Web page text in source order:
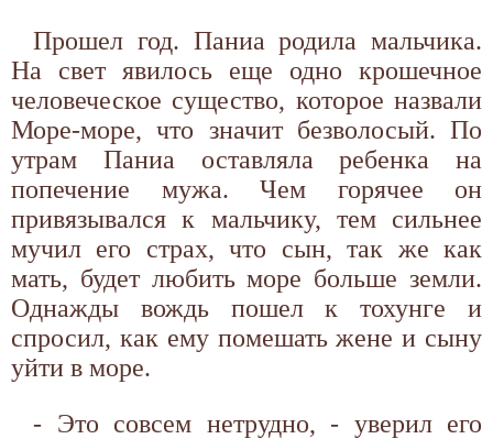
Прошел год. Паниа родила мальчика.
На свет явилось еще одно крошечное
человеческое существо, которое назвали
Море-море, что значит безволосый. По
утрам Паниа оставляла ребенка на
попечение мужа. Чем горячее он
привязывался к мальчику, тем сильнее
мучил его страх, что сын, так же как
мать, будет любить море больше земли.
Однажды вождь пошел к тохунге и
спросил, как ему помешать жене и сыну
уйти в море.
- Это совсем нетрудно, - уверил его